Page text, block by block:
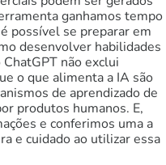
ganhamos tempo
possível se preparar em
desenvolver habilidades
não exclui
o que alimenta a IA são
de aprendizado de
produtos humanos. E,
e conferimos uma a
e cuidado ao utilizar essa